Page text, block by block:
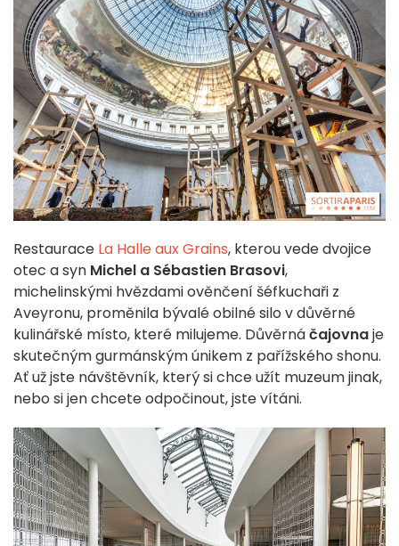
Restaurace La Halle aux Grains, kterou vede dvojice
otec a syn Michel a Sébastien Brasovi,
michelinskými hvězdami ověnčení šéfkuchaři z
Aveyronu, proměnila bývalé obilné silo v důvěrné
kulinářské místo, které milujeme. Důvěrnáčajovnaje
skutečným gurmánským únikem z pařížského shonu.
Ať už jste návštěvník, který si chce užít muzeum jinak,
nebo si jen chcete odpočinout, jste vítáni.